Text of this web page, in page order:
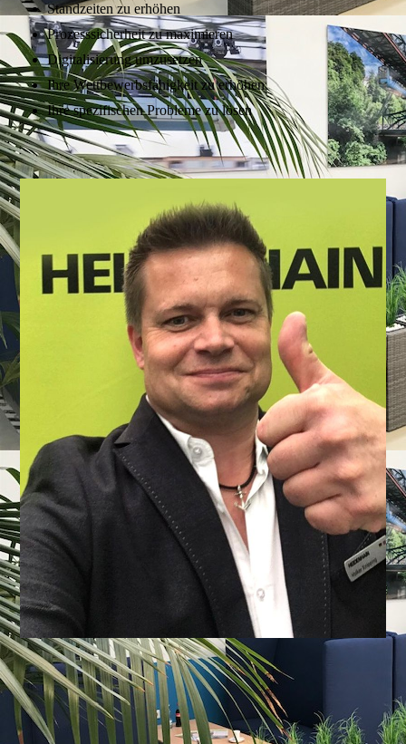
Standzeiten zu erhöhen
Prozesssicherheit zu maximieren
Digitalisierung umzusetzen
Ihre Wettbewerbsfähigkeit zu erhöhen
Ihre spezifischen Probleme zu lösen